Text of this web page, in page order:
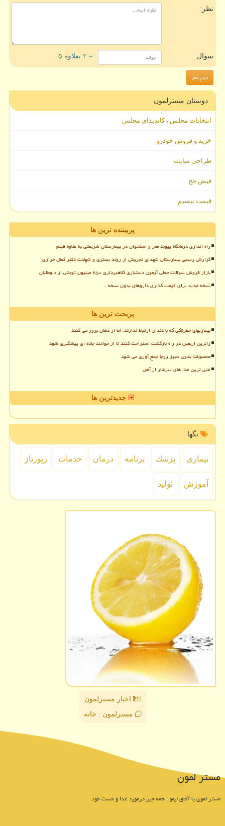
نظر:
سوال: = ۲ بعلاوه ۵
دوستان مسترلمون
انتخابات مجلس ، کاندیدای مجلس
خرید و فروش خودرو
طراحی سایت
فیش حج
قیمت بیسیم
پربیننده ترین ها
راه اندازی درمانگاه پیوند مغز و استخوان در بیمارستان شریعتی به علاوه فیلم
گزارش رسمی بیمارستان شهدای تجریش از روند بستری و شهادت دکتر کمال خرازی
بازار فروش سوالات جعلی آزمون دستیاری کلاهبرداری ۲۵۰ میلیون تومانی از داوطلبان
نسخه جدید برای قیمت گذاری داروهای بدون نسخه
پربحث ترین ها
بیماریهای خطرناکی که با دندان ارتباط ندارند، اما از دهان بروز می کنند
زائرین اربعین در راه بازگشت استراحت کنند تا از حوادث جاده ای پیشگیری شود
محصولات بدون مجوز روجا جمع آوری می شود
غنی ترین غذا های سرشار از آهن
جدیدترین ها
تگها
بیماری پزشك برنامه درمان خدمات رپورتاژ
آموزش تولید
اخبار مسترلمون
مسترلمون : خانه
مستر لمون
مستر لمون یا آقای لیمو : همه چیز درمورد غذا و فست فود